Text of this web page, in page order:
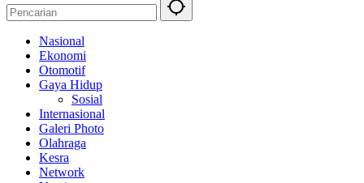
Nasional
Ekonomi
Otomotif
Gaya Hidup
Sosial
Internasional
Galeri Photo
Olahraga
Kesra
Network